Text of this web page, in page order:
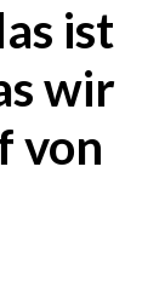
ist
wir
von